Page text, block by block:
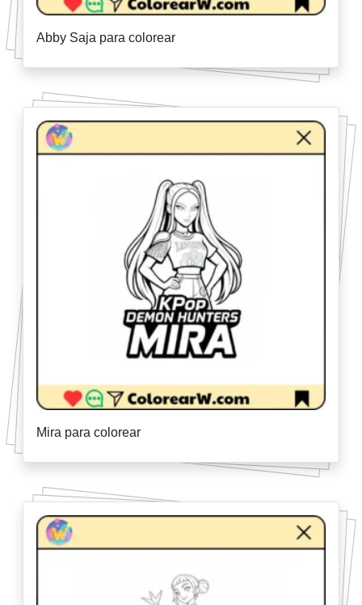
Abby Saja para colorear
Mira para colorear